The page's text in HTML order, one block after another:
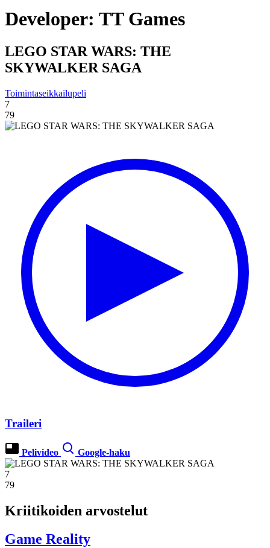
Developer: TT Games
LEGO STAR WARS: THE
SKYWALKER SAGA
Toimintaseikkailupeli
7
79
Traileri
Pelivideo Google-haku
7
79
Kriitikoiden arvostelut
Game Reality